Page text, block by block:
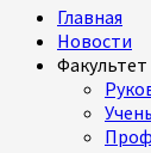
Главная
Новости
Факультет